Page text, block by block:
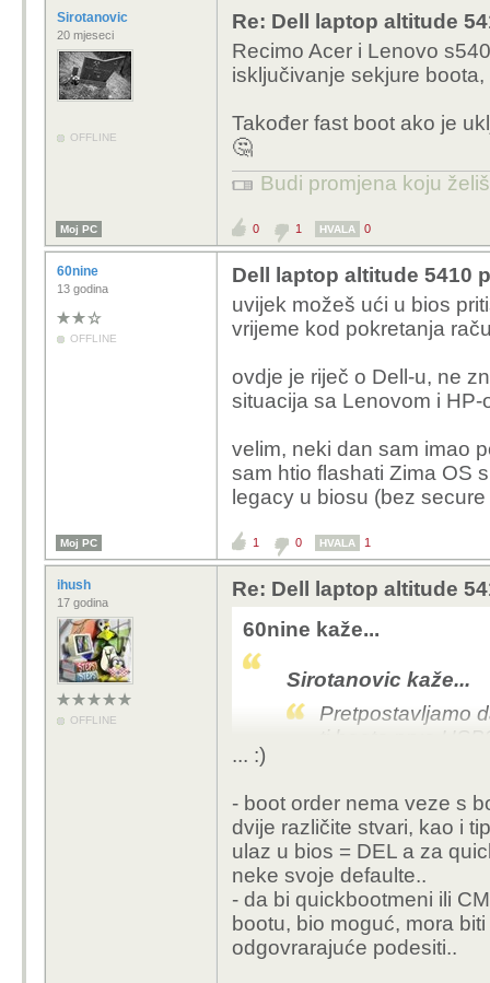
Sirotanovic
20 mjeseci
OFFLINE
Re: Dell laptop altitude
Recimo Acer i Lenovo
isključivanje sekjure
Također fast boot ako je
🤔
Budi promjena koju
Moj PC 0 1 HVALA 0
60nine
13 godina
OFFLINE
Dell laptop altitude 5410
uvijek možeš ući u bios
vrijeme kod pokretanja
ovdje je riječ o Dell-u, ne
situacija sa Lenovom i
velim, neki dan sam imao
sam htio flashati Zima OS
legacy u biosu (bez
Moj PC 1 0 HVALA 1
ihush
17 godina
OFFLINE
Re: Dell laptop altitude
60nine kaže...
Sirotanovic kaže...
Pretpostavljamo
ti boota prvo
mora prvo ugasiti
legacy boot, tek tad
(slično me zezalo
odgovore :) )
znam da će sad
ovo gore je skroz
... :)
- boot order nema veze s
dvije različite stvari, kao i
ulaz u bios = DEL a za
neke svoje defaulte..
- da bi quickbootmeni ili
bootu, bio moguć, mora
odgovrarajuće podesiti..